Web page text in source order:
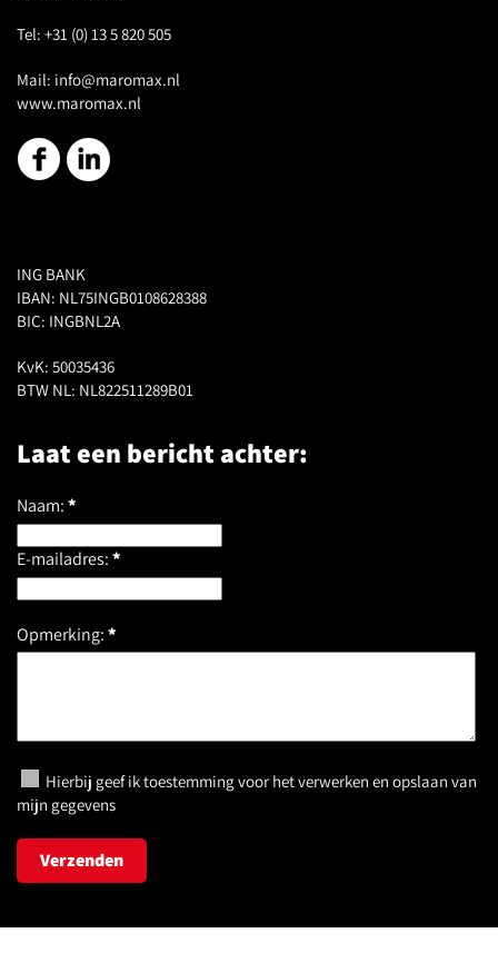
Tel: +31 (0) 13 5 820 505
Mail: info@maromax.nl
www.maromax.nl
ING BANK
IBAN: NL75INGB0108628388
BIC: INGBNL2A
KvK: 50035436
BTW NL: NL822511289B01
Laat een bericht achter:
Naam:*
E-mailadres:*
Opmerking:*
Hierbij geef ik toestemming voor het verwerken en opslaan van
mijn gegevens
Verzenden